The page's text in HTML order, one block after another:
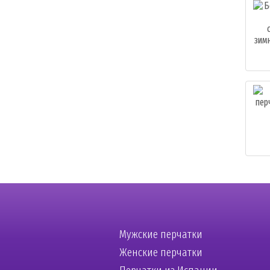
Мужские перчатки
Женские перчатки